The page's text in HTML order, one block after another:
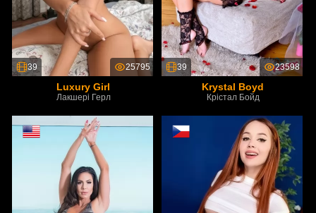
39 25795
Luxury Girl
Лакшері Герл
39 23598
Krystal Boyd
Крістал Бойд